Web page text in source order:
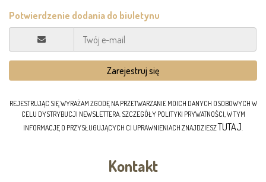
REJESTRUJĄC SIĘ WYRAŻAM ZGODĘ NA PRZETWARZANIE MOICH DANYCH OSOBOWYCH W
CELU DYSTRYBUCJI NEWSLETTERA. SZCZEGÓŁY POLITYKI PRYWATNOŚCI, W TYM
INFORMACJĘ O PRZYSŁUGUJĄCYCH CI UPRAWNIENIACH ZNAJDZIESZTUTAJ.
Kontakt